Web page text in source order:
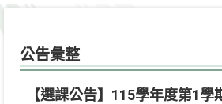
公告彙整
【選課公告】115學年度第1學